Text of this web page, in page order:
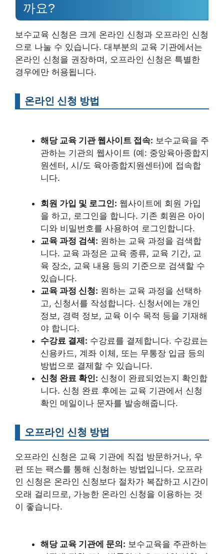
까요?
보수교육 신청은 크게 온라인 신청과 오프라인 신청
으로 나눌 수 있습니다. 대부분의 교육 기관에서는
온라인 신청을 권장하며, 오프라인 신청은 특별한
경우에만 허용됩니다.
온라인 신청 방법
해당 교육 기관 웹사이트 접속: 보수교육을 주
관하는 기관의 웹사이트 (예: 중앙육아종합지
원센터, 시/도 육아종합지원센터)에 접속합
니다.
회원 가입 및 로그인: 웹사이트에 회원 가입
을 하고, 로그인을 합니다. 기존 회원은 아이
디와 비밀번호를 사용하여 로그인합니다.
교육 과정 검색: 원하는 교육 과정을 검색합
니다. 교육 과정은 교육 종류, 교육 기간, 교
육 장소, 교육 내용 등의 기준으로 검색할 수
있습니다.
교육 과정 신청: 원하는 교육 과정을 선택하
고, 신청서를 작성합니다. 신청서에는 개인
정보, 경력 정보, 교육 이수 목적 등을 기재해
야 합니다.
수강료 결제: 수강료를 결제합니다. 수강료는
신용카드, 계좌 이체, 또는 무통장 입금 등의
방법으로 결제할 수 있습니다.
신청 완료 확인: 신청이 완료되었는지 확인합
니다. 신청 완료 후에는 교육 기관에서 신청
확인 메일이나 문자를 발송해줍니다.
오프라인 신청 방법
오프라인 신청은 교육 기관에 직접 방문하거나, 우
편 또는 팩스를 통해 신청하는 방법입니다. 오프라
인 신청은 온라인 신청보다 절차가 복잡하고 시간이
오래 걸리므로, 가능한 온라인 신청을 이용하는 것
이 좋습니다.
해당 교육 기관에 문의: 보수교육을 주관하는